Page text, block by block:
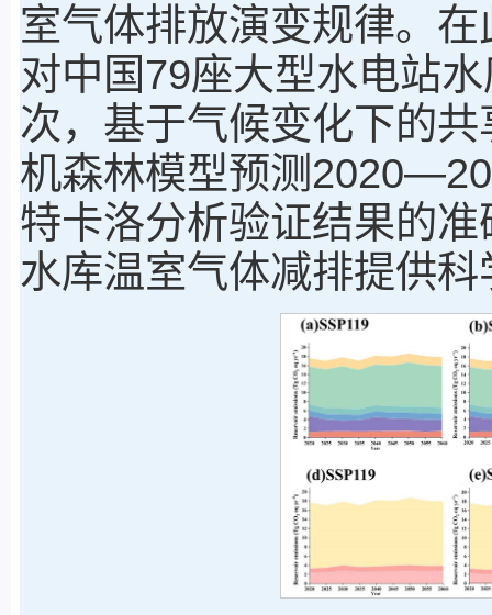
室气体排放演变规律。
对中国79座大型水电站
次，基于气候变化下的
机森林模型预测
特卡洛分析验证结果的
水库温室气体减排提供